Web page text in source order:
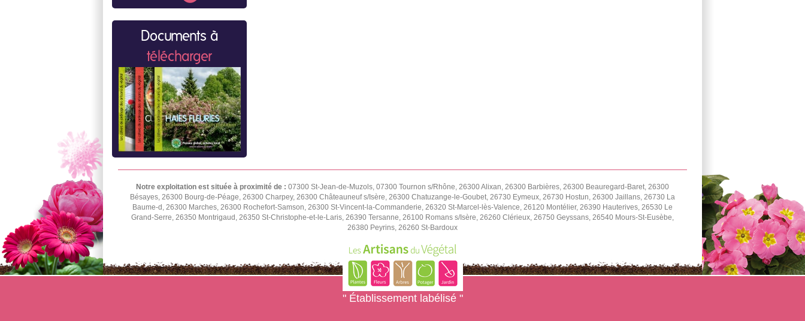
Documents à
télécharger
Notre exploitation est située à proximité de : 07300 St-Jean-de-Muzols, 07300 Tournon s/Rhône, 26300 Alixan, 26300 Barbières, 26300 Beauregard-Baret, 26300
Bésayes, 26300 Bourg-de-Péage, 26300 Charpey, 26300 Châteauneuf s/Isère, 26300 Chatuzange-le-Goubet, 26730 Eymeux, 26730 Hostun, 26300 Jaillans, 26730 La
Baume-d, 26300 Marches, 26300 Rochefort-Samson, 26300 St-Vincent-la-Commanderie, 26320 St-Marcel-lès-Valence, 26120 Montélier, 26390 Hauterives, 26530 Le
Grand-Serre, 26350 Montrigaud, 26350 St-Christophe-et-le-Laris, 26390 Tersanne, 26100 Romans s/Isère, 26260 Clérieux, 26750 Geyssans, 26540 Mours-St-Eusèbe,
26380 Peyrins, 26260 St-Bardoux
" Établissement labélisé "